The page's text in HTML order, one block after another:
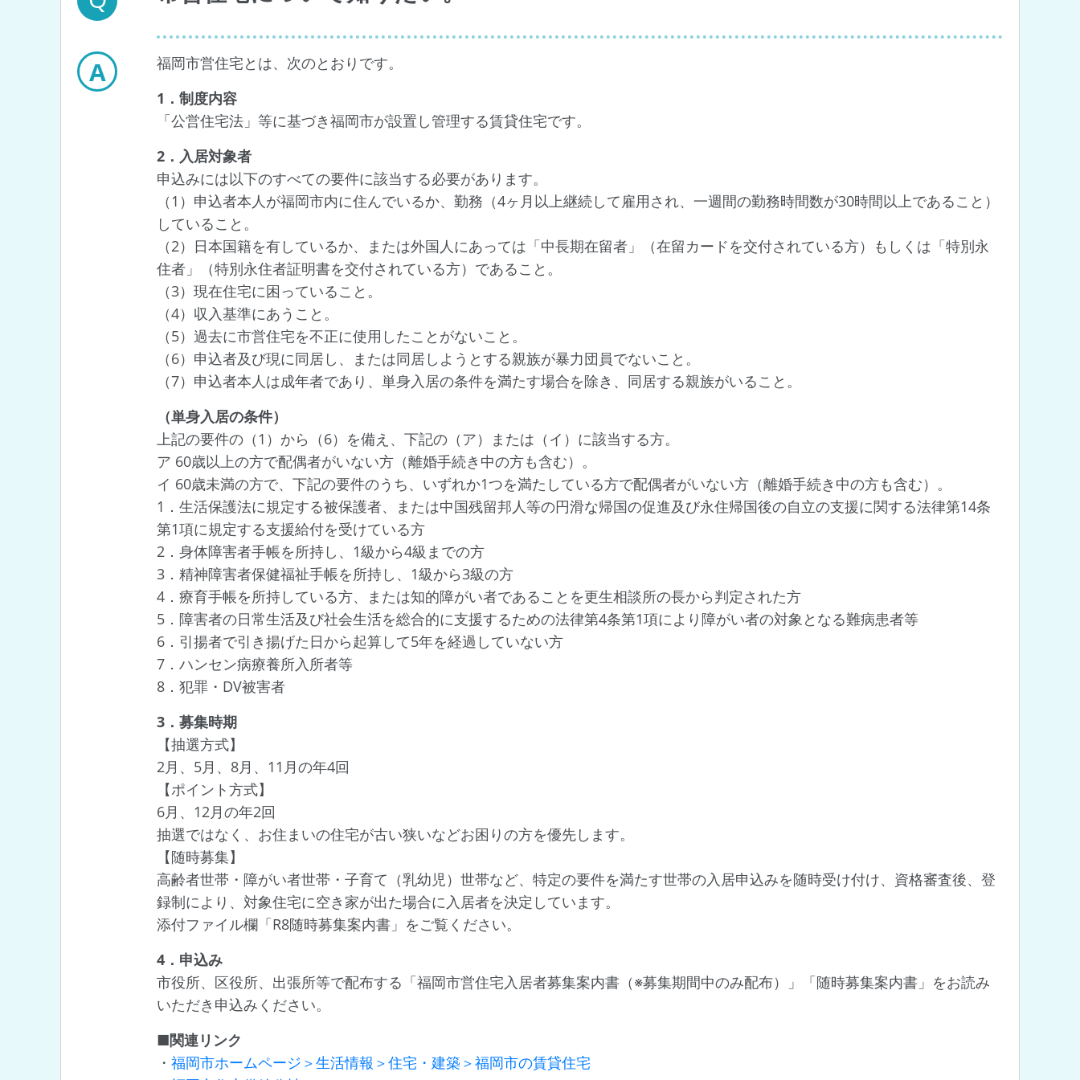
A
福岡市営住宅とは、次のとおりです。
1．制度内容
「公営住宅法」等に基づき福岡市が設置し管理する賃貸住宅です。
2．入居対象者
申込みには以下のすべての要件に該当する必要があります。
（1）申込者本人が福岡市内に住んでいるか、勤務（4ヶ月以上継続して雇用され、一週間の勤務時間数が30時間以上であること）
していること。
（2）日本国籍を有しているか、または外国人にあっては「中長期在留者」（在留カードを交付されている方）もしくは「特別永
住者」（特別永住者証明書を交付されている方）であること。
（3）現在住宅に困っていること。
（4）収入基準にあうこと。
（5）過去に市営住宅を不正に使用したことがないこと。
（6）申込者及び現に同居し、または同居しようとする親族が暴力団員でないこと。
（7）申込者本人は成年者であり、単身入居の条件を満たす場合を除き、同居する親族がいること。
（単身入居の条件）
上記の要件の（1）から（6）を備え、下記の（ア）または（イ）に該当する方。
ア 60歳以上の方で配偶者がいない方（離婚手続き中の方も含む）。
イ 60歳未満の方で、下記の要件のうち、いずれか1つを満たしている方で配偶者がいない方（離婚手続き中の方も含む）。
1．生活保護法に規定する被保護者、または中国残留邦人等の円滑な帰国の促進及び永住帰国後の自立の支援に関する法律第14条
第1項に規定する支援給付を受けている方
2．身体障害者手帳を所持し、1級から4級までの方
3．精神障害者保健福祉手帳を所持し、1級から3級の方
4．療育手帳を所持している方、または知的障がい者であることを更生相談所の長から判定された方
5．障害者の日常生活及び社会生活を総合的に支援するための法律第4条第1項により障がい者の対象となる難病患者等
6．引揚者で引き揚げた日から起算して5年を経過していない方
7．ハンセン病療養所入所者等
8．犯罪・DV被害者
3．募集時期
【抽選方式】
2月、5月、8月、11月の年4回
【ポイント方式】
6月、12月の年2回
抽選ではなく、お住まいの住宅が古い狭いなどお困りの方を優先します。
【随時募集】
高齢者世帯・障がい者世帯・子育て（乳幼児）世帯など、特定の要件を満たす世帯の入居申込みを随時受け付け、資格審査後、登
録制により、対象住宅に空き家が出た場合に入居者を決定しています。
添付ファイル欄「R8随時募集案内書」をご覧ください。
4．申込み
市役所、区役所、出張所等で配布する「福岡市営住宅入居者募集案内書（※募集期間中のみ配布）」「随時募集案内書」をお読み
いただき申込みください。
■関連リンク
・ 福岡市ホームページ＞生活情報＞住宅・建築＞福岡市の賃貸住宅